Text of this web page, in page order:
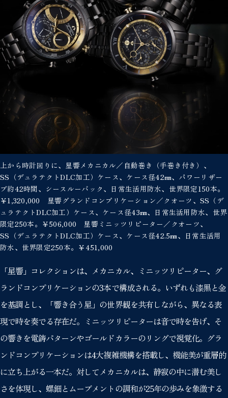
上から時計回りに、星響メカニカル／自動巻き（手巻き付き）、
SS（デュラテクトDLC加工）ケース、ケース径42㎜、パワーリザー
ブ約42時間、シースルーバック、日常生活用防水、世界限定150本。
￥1,320,000 星響グランドコンプリケーション／クオーツ、SS（デ
ュラテクトDLC加工）ケース、ケース径43㎜、日常生活用防水、世界
限定250本。￥506,000 星響ミニッツリピーター／クオーツ、
SS（デュラテクトDLC加工）ケース、ケース径42.5㎜、日常生活用
防水、世界限定250本。￥451,000
「星響」コレクションは、メカニカル、ミニッツリピーター、グ
ランドコンプリケーションの3本で構成される。いずれも漆黒と金
を基調とし、「響き合う星」の世界観を共有しながら、異なる表
現で時を奏でる存在だ。ミニッツリピーターは音で時を告げ、そ
の響きを電鋳パターンやゴールドカラーのリングで視覚化。グラ
ンドコンプリケーションは4大複雑機構を搭載し、機能美が重層的
に立ち上がる一本だ。対してメカニカルは、静寂の中に潜む美し
さを体現し、螺鈿とムーブメントの調和が25年の歩みを象徴する